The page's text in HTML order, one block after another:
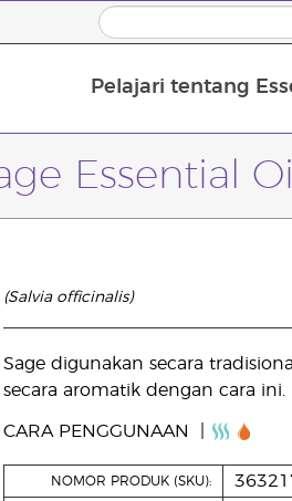
Pelajari tentang
Essential
(Salvia officinalis)
Sage digunakan secara
secara aromatik dengan cara ini.
CARA PENGGUNAAN
NOMOR PRODUK (SKU):